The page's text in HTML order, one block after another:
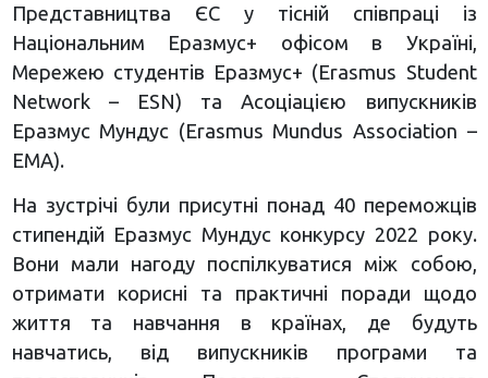
Представництва ЄС у тісній співпраці із
Національним Еразмус+ офісом в Україні,
Мережею студентів Еразмус+ (Erasmus Student
Network – ESN) та Асоціацією випускників
Еразмус Мундус (Erasmus Mundus Association –
EMA).
На зустрічі були присутні понад 40 переможців
стипендій Еразмус Мундус конкурсу 2022 року.
Вони мали нагоду поспілкуватися між собою,
отримати корисні та практичні поради щодо
життя та навчання в країнах, де будуть
навчатись, від випускників програми та